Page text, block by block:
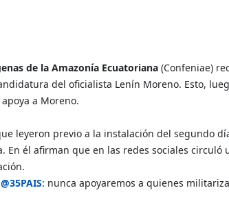
de la Amazonía Ecuatoriana (Confeniae)
del oficialista Lenín Moreno. Esto,
a Moreno.
leyeron previo a la instalación del segundo
En él afirman que en las redes sociales
@35PAIS: nunca apoyaremos a quienes